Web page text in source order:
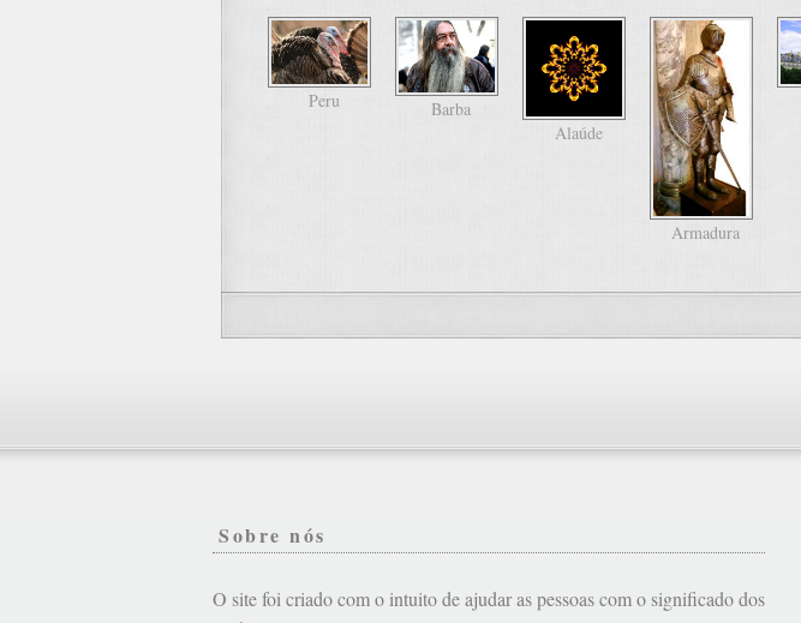
Peru
Barba
Alaúde
Armadura
Sobre nós
O site foi criado com o intuito de ajudar as pessoas com o significado dos